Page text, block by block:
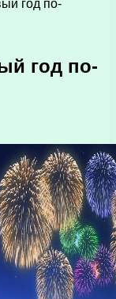
год по-
год по-